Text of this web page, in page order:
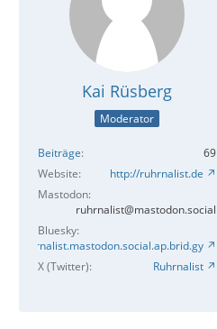
Kai Rüsberg
Moderator
Beiträge
69
Website
http://ruhrnalist.de
Mastodon
ruhrnalist@mastodon.social
Bluesky
Ruhrnalist.mastodon.social.ap.brid.gy
X (Twitter)
Ruhrnalist